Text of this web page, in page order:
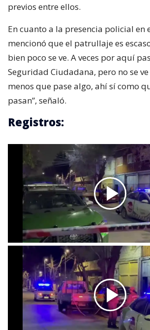
previos entre ellos.
En cuanto a la presencia policial en
mencionó que el patrullaje es
bien poco se ve. A veces por aquí
Seguridad Ciudadana, pero no se
menos que pase algo, ahí sí como
pasan”, señaló.
Registros: